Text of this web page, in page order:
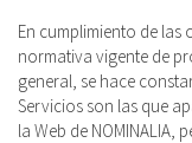
En cumplimiento de
normativa vigente de
general, se hace
Servicios son las que
la Web de